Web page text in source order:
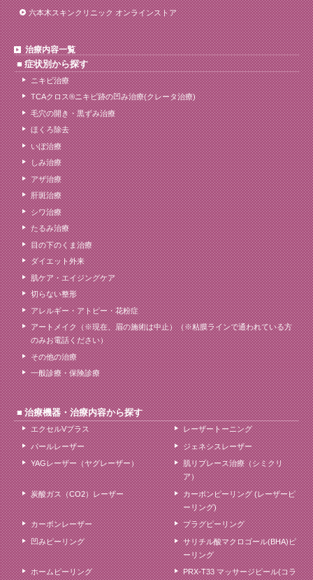
六本木スキンクリニック オンラインストア
治療内容一覧
症状別から探す
ニキビ治療
TCAクロス®ニキビ跡の凹み治療(クレータ治療)
毛穴の開き・黒ずみ治療
ほくろ除去
いぼ治療
しみ治療
アザ治療
肝斑治療
シワ治療
たるみ治療
目の下のくま治療
ダイエット外来
肌ケア・エイジングケア
切らない整形
アレルギー・アトピー・花粉症
アートメイク（※現在、眉の施術は中止）（※粘膜ラインで通われている方
のみお電話ください）
その他の治療
一般診療・保険診療
治療機器・治療内容から探す
エクセルVプラス レーザートーニング
パールレーザー ジェネシスレーザー
YAGレーザー（ヤグレーザー）
肌リプレース治療（シミクリ
ア）
炭酸ガス（CO2）レーザー
カーボンピーリング (レーザーピ
ーリング)
カーボンレーザー プラグピーリング
凹みピーリング
サリチル酸マクロゴール(BHA)ピ
ーリング
ホームピーリング
PRX-T33 マッサージピール(コラ